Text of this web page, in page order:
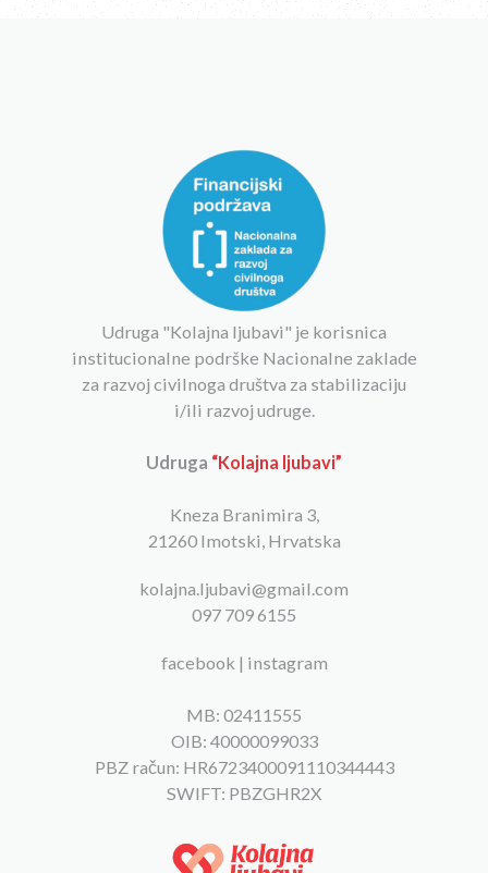
Udruga "Kolajna ljubavi" je korisnica
institucionalne podrške Nacionalne zaklade
za razvoj civilnoga društva za stabilizaciju
i/ili razvoj udruge.
Udruga “Kolajna ljubavi”
Kneza Branimira 3,
21260 Imotski, Hrvatska
kolajna.ljubavi@gmail.com
097 709 6155
facebook | instagram
MB: 02411555
OIB: 40000099033
PBZ račun: HR6723400091110344443
SWIFT: PBZGHR2X